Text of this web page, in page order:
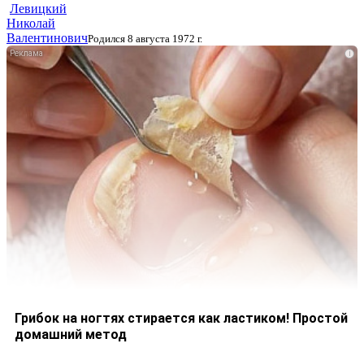
Левицкий
Николай
ВалентиновичРодился 8 августа 1972 г.
i
Грибок на ногтях стирается как ластиком! Простой
домашний метод